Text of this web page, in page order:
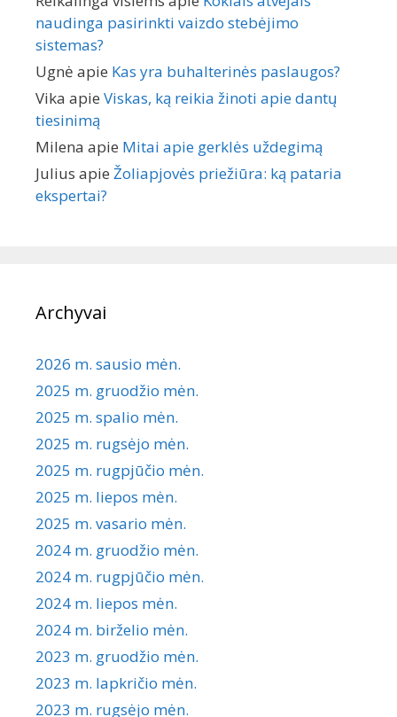
naudinga pasirinkti vaizdo stebėjimo
sistemas?
Ugnė apie Kas yra buhalterinės paslaugos?
Vika apie Viskas, ką reikia žinoti apie dantų
tiesinimą
Milena apie Mitai apie gerklės uždegimą
Julius apie Žoliapjovės priežiūra: ką pataria
ekspertai?
Archyvai
2026 m. sausio mėn.
2025 m. gruodžio mėn.
2025 m. spalio mėn.
2025 m. rugsėjo mėn.
2025 m. rugpjūčio mėn.
2025 m. liepos mėn.
2025 m. vasario mėn.
2024 m. gruodžio mėn.
2024 m. rugpjūčio mėn.
2024 m. liepos mėn.
2024 m. birželio mėn.
2023 m. gruodžio mėn.
2023 m. lapkričio mėn.
2023 m. rugsėjo mėn.